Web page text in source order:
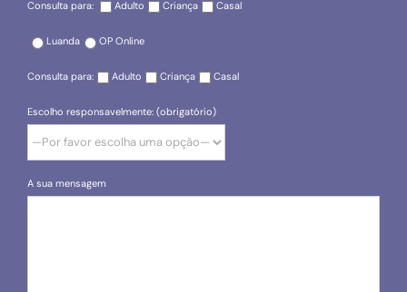
Consulta para: Adulto Criança Casal
Luanda OP Online
Consulta para: Adulto Criança Casal
Escolho responsavelmente: (obrigatório)
A sua mensagem